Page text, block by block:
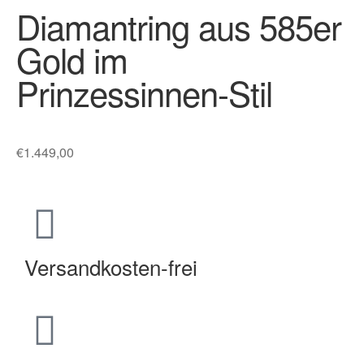
Diamantring aus 585er
Gold im
Prinzessinnen-Stil
€1.449,00
Versandkosten-frei